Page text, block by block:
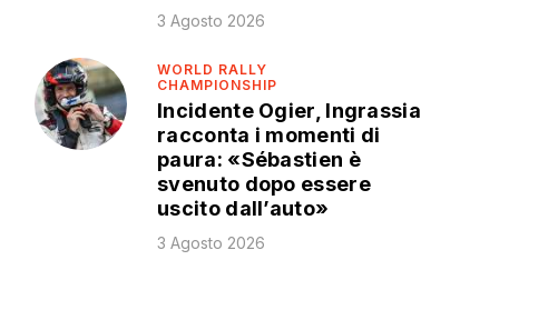
3 Agosto 2026
WORLD RALLY
CHAMPIONSHIP
Incidente Ogier, Ingrassia
racconta i momenti di
paura: «Sébastien è
svenuto dopo essere
uscito dall’auto»
3 Agosto 2026